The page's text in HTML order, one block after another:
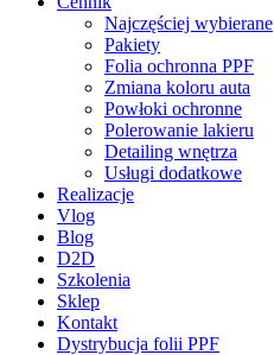
Najczęściej wybierane
Pakiety
Folia ochronna PPF
Zmiana koloru auta
Powłoki ochronne
Polerowanie lakieru
Detailing wnętrza
Usługi dodatkowe
Realizacje
Vlog
Blog
D2D
Szkolenia
Sklep
Kontakt
Dystrybucja folii PPF